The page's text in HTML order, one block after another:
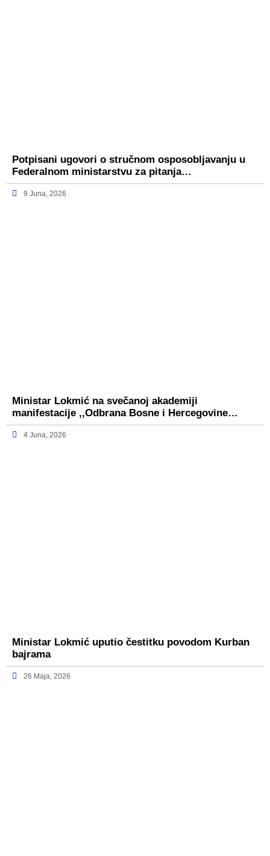
Potpisani ugovori o stručnom osposobljavanju u
Federalnom ministarstvu za pitanja…
9 Juna, 2026
Ministar Lokmić na svečanoj akademiji
manifestacije ,,Odbrana Bosne i Hercegovine…
4 Juna, 2026
Ministar Lokmić uputio čestitku povodom Kurban
bajrama
26 Maja, 2026